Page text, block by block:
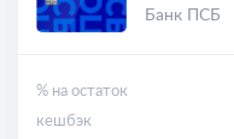
Банк ПСБ
% на остаток
кешбэк